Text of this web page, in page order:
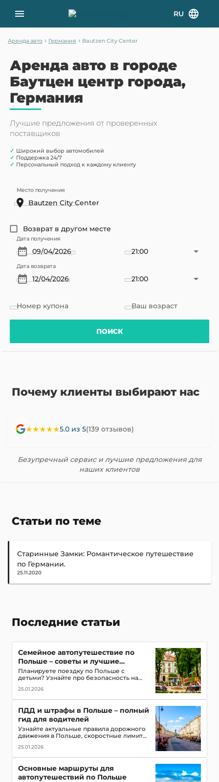
RU
Аренда авто › Германия › Bautzen City Center
Аренда авто в городе
Баутцен центр города,
Германия
Лучшие предложения от проверенных
поставщиков
✓ Широкий выбор автомобилей
✓ Поддержка 24/7
✓ Персональный подход к каждому клиенту
Место получения
Возврат в другом месте
Дата получения
21:00
Дата возврата
21:00
Номер купона Ваш возраст
ПОИСК
Почему клиенты выбирают нас
★★★★★5.0 из 5(139 отзывов)
Безупречный сервис и лучшие предложения для
наших клиентов
Статьи по теме
Старинные Замки: Романтическое путешествие
по Германии.
25.11.2020
Последние статьи
Семейное автопутешествие по
Польше – советы и лучшие
маршруты с детьми
Планируете поездку по Польше с
детьми? Узнайте про безопасность на
игровые зоны и полезные приложения
для путешествия всей семьей
25.01.2026
ПДД и штрафы в Польше – полный
гид для водителей
Узнайте актуальные правила дорожного
движения в Польше, скоростные лимиты,
обязательное оборудование в
автомобиле и размеры штрафов для
25.01.2026
Основные маршруты для
автопутешествий по Польше